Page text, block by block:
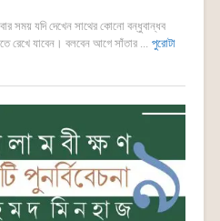
সময় যদি দেখেন সাথের কোনো বন্ধুবান্ধব
রেখে যাবেন। বলবেন আগে সাঁতার ... পুরোটা